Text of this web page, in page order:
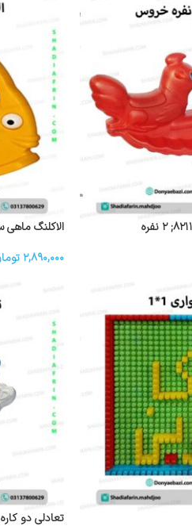
الاکلنگ ماهی سقف
۲,۸۹۰,۰۰۰
تعادلی دو